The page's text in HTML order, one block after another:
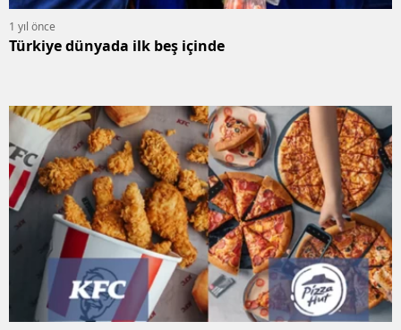
1 yıl önce
Türkiye dünyada ilk beş içinde